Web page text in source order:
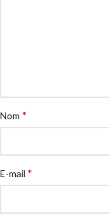
Nom *
E-mail *